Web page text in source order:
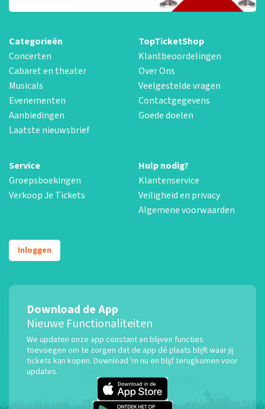
Categorieën
Concerten
Cabaret en theater
Musicals
Evenementen
Aanbiedingen
Laatste nieuwsbrief
TopTicketShop
Klantbeoordelingen
Over Ons
Veelgestelde vragen
Contactgegevens
Goede doelen
Service
Groepsboekingen
Verkoop Je Tickets
Hulp nodig?
Klantenservice
Veiligheid en privacy
Algemene voorwaarden
Inloggen
Download de App
Nieuwe Functionaliteiten
We updaten onze app constant en blijven functies
toevoegen om te zorgen dat de app dé plaats blijft waar jij
tickets kan kopen. Download 'm nu en blijf terugkomen voor
updates.